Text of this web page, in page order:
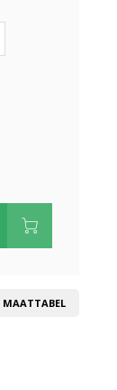
MAATTABEL